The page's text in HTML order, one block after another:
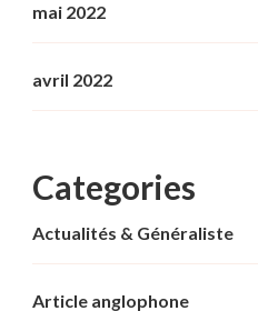
mai 2022
avril 2022
Categories
Actualités & Généraliste
Article anglophone